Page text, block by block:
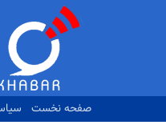
صفحه نخست